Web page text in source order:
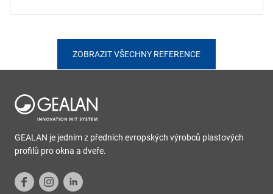
ZOBRAZIT VŠECHNY REFERENCE
GEALAN je jedním z předních evropských výrobců plastových
profilů pro okna a dveře.